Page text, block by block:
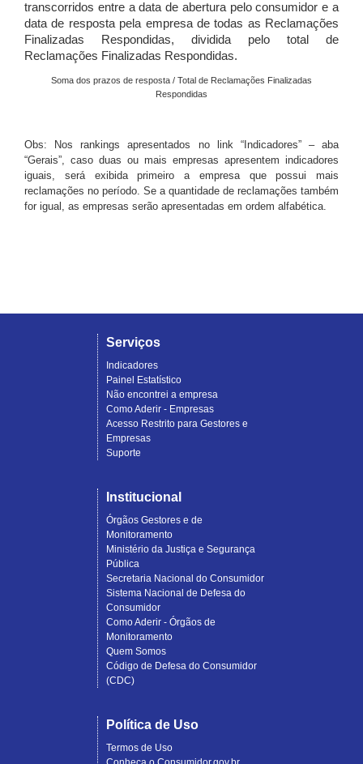
transcorridos entre a data de abertura pelo consumidor e a
data de resposta pela empresa de todas as Reclamações
Finalizadas Respondidas, dividida pelo total de
Reclamações Finalizadas Respondidas.
Soma dos prazos de resposta / Total de Reclamações Finalizadas
Respondidas
Obs: Nos rankings apresentados no link “Indicadores” – aba
“Gerais”, caso duas ou mais empresas apresentem indicadores
iguais, será exibida primeiro a empresa que possui mais
reclamações no período. Se a quantidade de reclamações também
for igual, as empresas serão apresentadas em ordem alfabética.
Serviços
Indicadores
Painel Estatístico
Não encontrei a empresa
Como Aderir - Empresas
Acesso Restrito para Gestores e
Empresas
Suporte
Institucional
Órgãos Gestores e de
Monitoramento
Ministério da Justiça e Segurança
Pública
Secretaria Nacional do Consumidor
Sistema Nacional de Defesa do
Consumidor
Como Aderir - Órgãos de
Monitoramento
Quem Somos
Código de Defesa do Consumidor
(CDC)
Política de Uso
Termos de Uso